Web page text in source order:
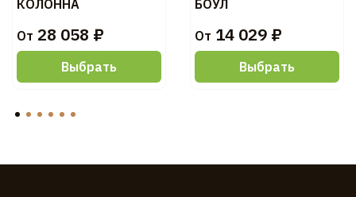
КОЛОННА
От 28 058 ₽
Выбрать
БОУЛ
От 14 029 ₽
Выбрать